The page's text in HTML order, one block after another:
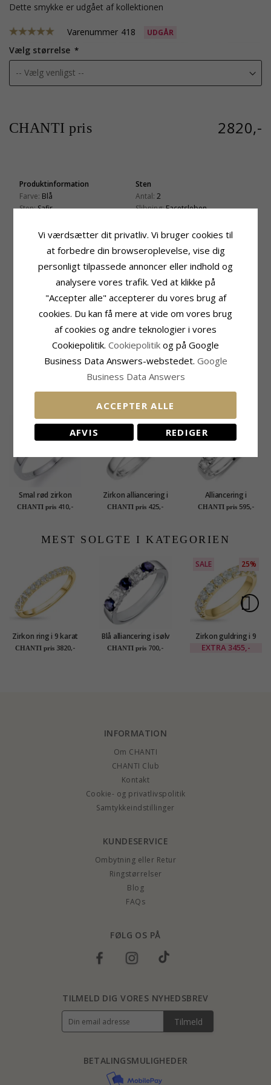
Dette smykke er udgået af kollektionen
Varenummer 418 UDGÅR
Vælg størrelse
CHANTI pris 2820,-
Produktinformation
Farve: Blå
Sten:Safir
Ædelmetal:9 Karat Hvidguld
Sten
Antal: 2
Slibning:Facetsleben
Sten: SWAROVSKI Zirkon
Sten
Antal:3
Farve: Blå
Sten:Safir
Ringskinne
Bredde Top: 2,8 mm
Bredde Bund:2,8 mm
Tykkelse Bund:1,7 mm
Leveringstid
Str. På Lager: 2-3 Hverdage
Smal rød zirkon
alliancering i sølv
CHANTI pris 410,-
Zirkon alliancering i
rhodineret sølv
CHANTI pris 425,-
Alliancering i
rhodineret sølv
CHANTI pris 595,-
MEST SOLGTE I KATEGORIEN
Zirkon ring i 9 karat
guld
CHANTI pris 3820,-
Blå alliancering i sølv
CHANTI pris 700,-
SALE 25%
Zirkon guldring i 9
karat guld
EXTRA3455,-
INFORMATION
Om CHANTI
CHANTI Club
Kontakt
Cookie- og privatlivspolitik
Samtykkeindstillinger
KUNDESERVICE
Ombytning eller Retur
Ringstørrelser
Blog
FAQs
FØLG OS PÅ
BETALINGSMULIGHEDER
TILMELD DIG VORES NYHEDSBREV
Tilmeld
Vi værdsætter dit privatliv. Vi bruger cookies til
at forbedre din browseroplevelse, vise dig
personligt tilpassede annoncer eller indhold og
analysere vores trafik. Ved at klikke på
"Accepter alle" accepterer du vores brug af
cookies. Du kan få mere at vide om vores brug
af cookies og andre teknologier i vores
Cookiepolitik. Cookiepolitik og på Google
Business Data Answers-webstedet. Google
Business Data Answers
ACCEPTER ALLE
AFVIS REDIGER